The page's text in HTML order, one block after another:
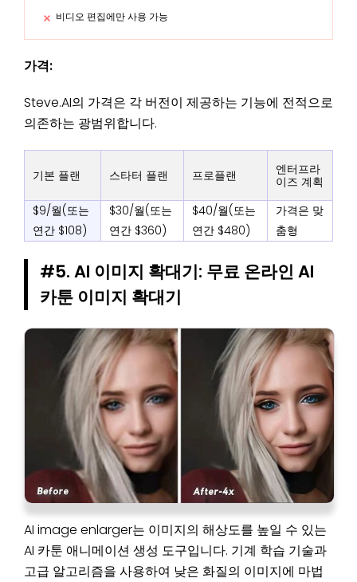
비디오 편집에만 사용 가능
가격:
Steve.AI의 가격은 각 버전이 제공하는 기능에 전적으로
의존하는 광범위합니다.
기본 플랜 스타터 플랜 프로플랜
엔터프라
이즈 계획
$9/월(또는
연간 $108)
$30/월(또는
연간 $360)
$40/월(또는
연간 $480)
가격은 맞
춤형
#5. AI 이미지 확대기: 무료 온라인 AI
카툰 이미지 확대기
AI image enlarger는 이미지의 해상도를 높일 수 있는
AI 카툰 애니메이션 생성 도구입니다. 기계 학습 기술과
고급 알고리즘을 사용하여 낮은 화질의 이미지에 마법